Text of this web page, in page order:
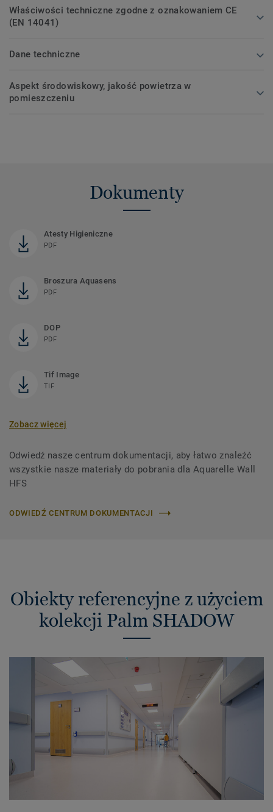
Właściwości techniczne zgodne z oznakowaniem CE
(EN 14041)
Dane techniczne
Aspekt środowiskowy, jakość powietrza w
pomieszczeniu
Dokumenty
Atesty Higieniczne
PDF
Broszura Aquasens
PDF
DOP
PDF
Tif Image
TIF
Zobacz więcej
Odwiedź nasze centrum dokumentacji, aby łatwo znaleźć
wszystkie nasze materiały do ​​pobrania dla Aquarelle Wall
HFS
ODWIEDŹ CENTRUM DOKUMENTACJI
Obiekty referencyjne z użyciem
kolekcji Palm SHADOW